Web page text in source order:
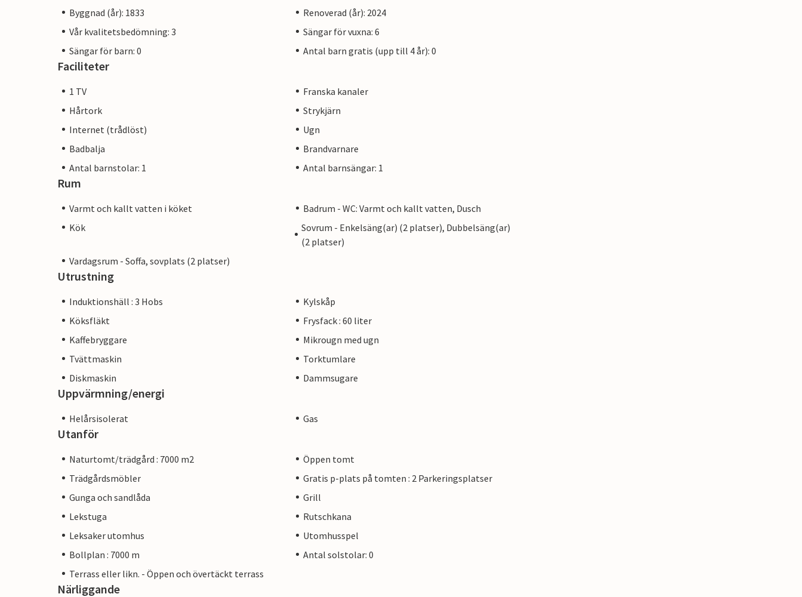
Byggnad (år): 1833
Renoverad (år): 2024
Vår kvalitetsbedömning: 3
Sängar för vuxna: 6
Sängar för barn: 0
Antal barn gratis (upp till 4 år): 0
Faciliteter
1 TV
Franska kanaler
Hårtork
Strykjärn
Internet (trådlöst)
Ugn
Badbalja
Brandvarnare
Antal barnstolar: 1
Antal barnsängar: 1
Rum
Varmt och kallt vatten i köket
Badrum - WC: Varmt och kallt vatten, Dusch
Kök
Sovrum - Enkelsäng(ar) (2 platser), Dubbelsäng(ar)
(2 platser)
Vardagsrum - Soffa, sovplats (2 platser)
Utrustning
Induktionshäll : 3 Hobs
Kylskåp
Köksfläkt
Frysfack : 60 liter
Kaffebryggare
Mikrougn med ugn
Tvättmaskin
Torktumlare
Diskmaskin
Dammsugare
Uppvärmning/energi
Helårsisolerat Gas
Utanför
Naturtomt/trädgård : 7000 m2
Öppen tomt
Trädgårdsmöbler
Gratis p-plats på tomten : 2 Parkeringsplatser
Gunga och sandlåda
Grill
Lekstuga
Rutschkana
Leksaker utomhus
Utomhusspel
Bollplan : 7000 m
Antal solstolar: 0
Terrass eller likn. - Öppen och övertäckt terrass
Närliggande